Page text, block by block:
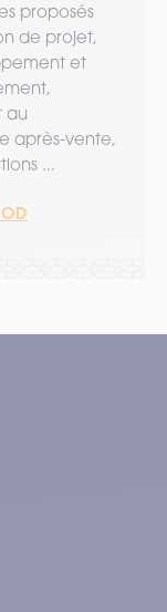
proposés
de projet,
et
au
après-vente,
...